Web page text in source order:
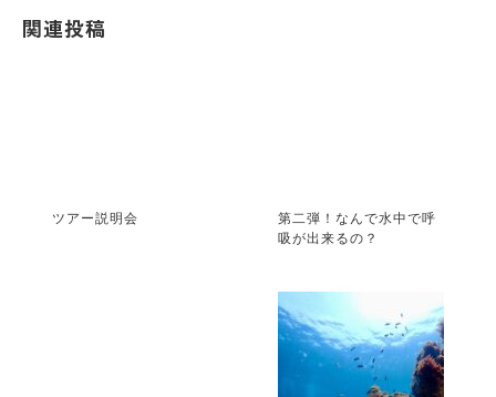
関連投稿
ツアー説明会
第二弾！なんで水中で呼
吸が出来るの？